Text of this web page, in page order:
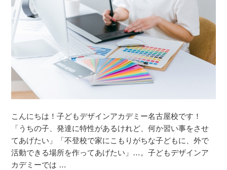
い
こんにちは！子どもデザインアカデミー名古屋校です！
「うちの子、発達に特性があるけれど、何か習い事をさせ
てあげたい」「不登校で家にこもりがちな子どもに、外で
活動できる場所を作ってあげたい」…。子どもデザインア
カデミーでは …